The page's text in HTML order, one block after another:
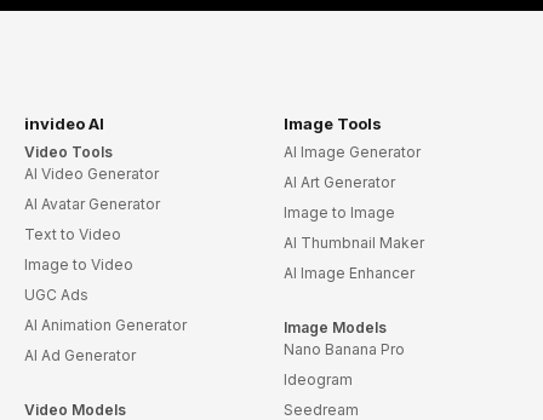
invideo AI
Video Tools
AI Video Generator
AI Avatar Generator
Text to Video
Image to Video
UGC Ads
AI Animation Generator
AI Ad Generator
Video Models
Image Tools
AI Image Generator
AI Art Generator
Image to Image
AI Thumbnail Maker
AI Image Enhancer
Image Models
Nano Banana Pro
Ideogram
Seedream